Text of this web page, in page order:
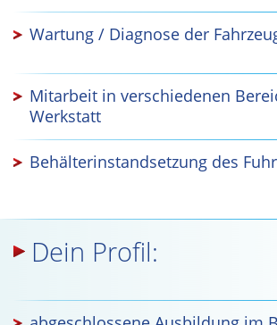
Wartung / Diagnose der
Mitarbeit in verschiedenen
Werkstatt
Behälterinstandsetzung des
Dein Profil: